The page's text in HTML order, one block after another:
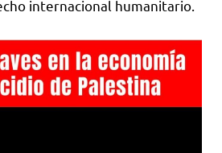
internacional humanitario.